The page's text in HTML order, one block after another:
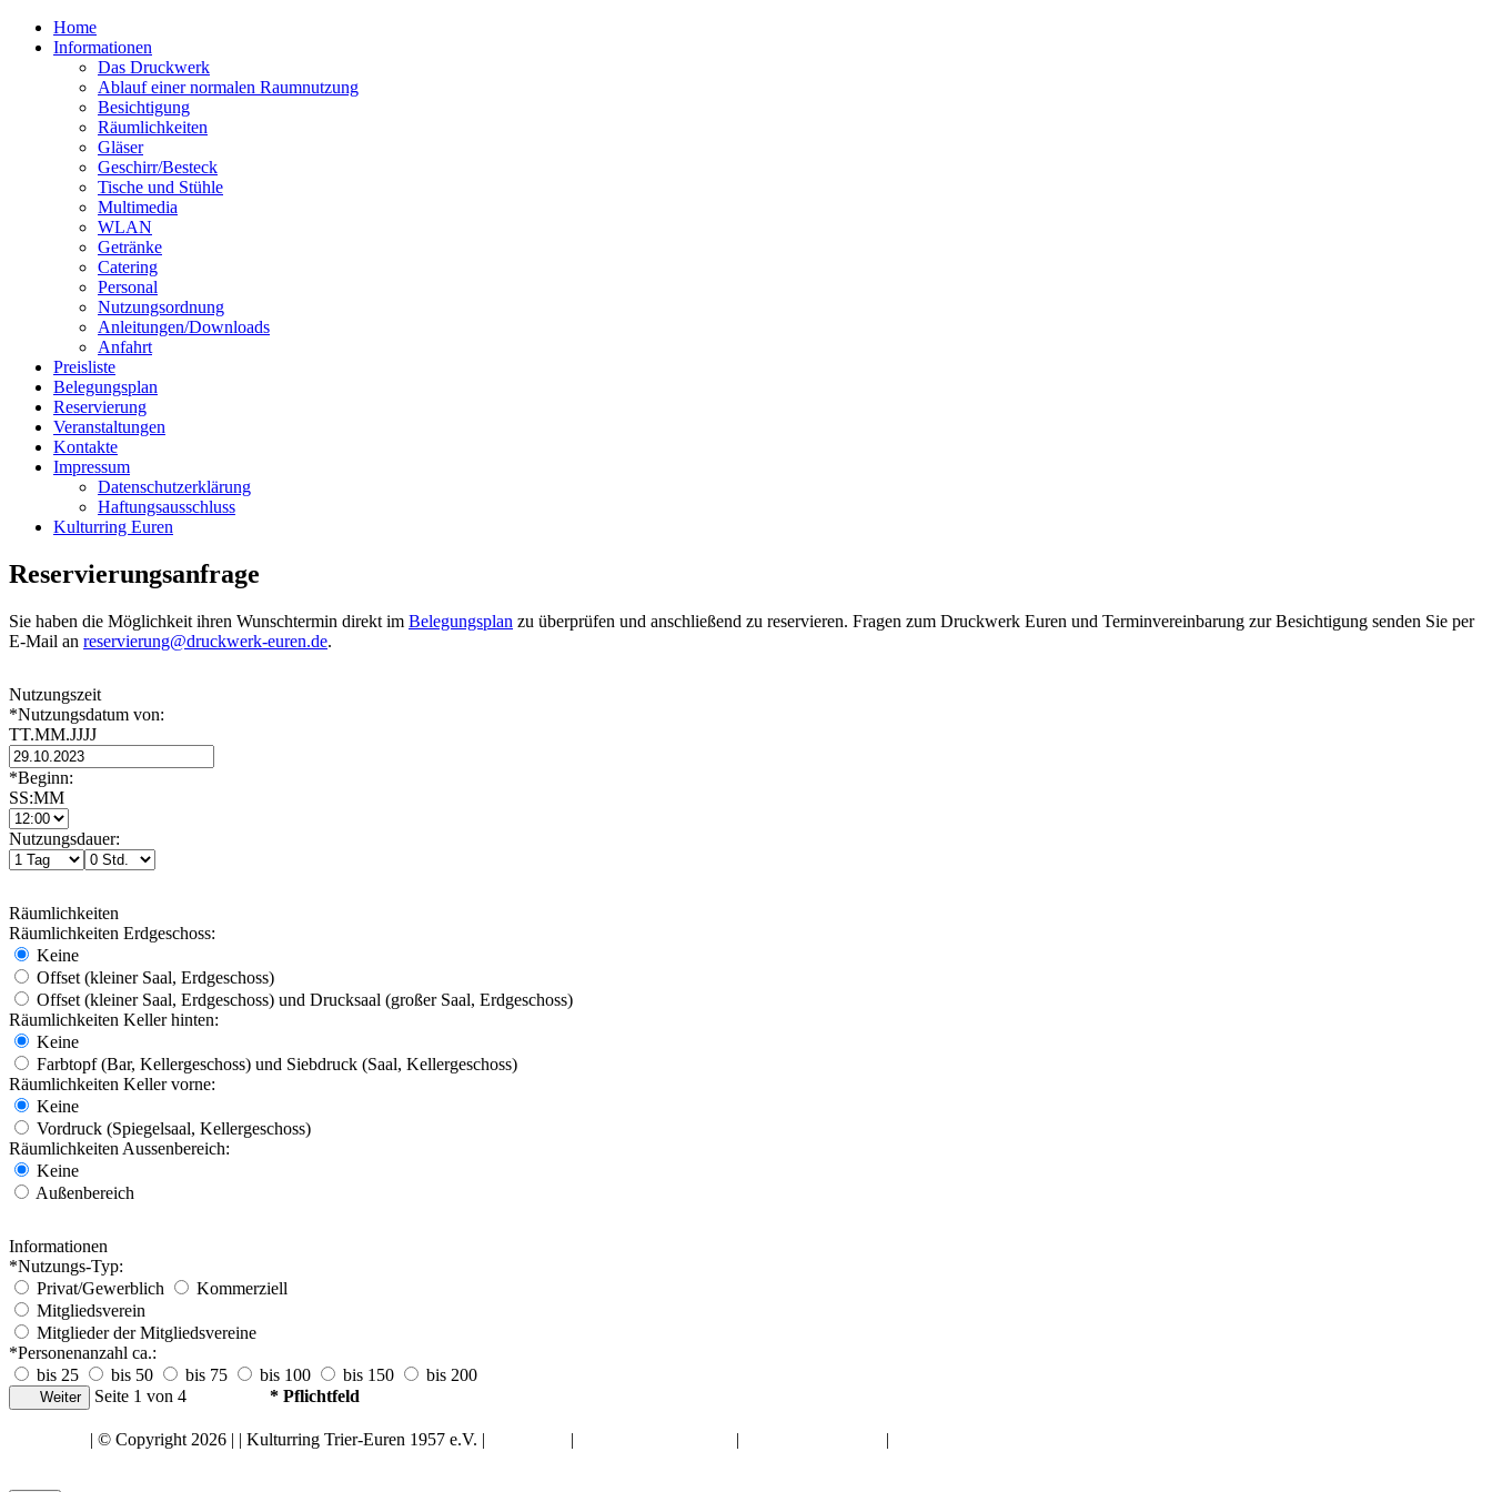
Home
Informationen
Das Druckwerk
Ablauf einer normalen Raumnutzung
Besichtigung
Räumlichkeiten
Gläser
Geschirr/Besteck
Tische und Stühle
Multimedia
WLAN
Getränke
Catering
Personal
Nutzungsordnung
Anleitungen/Downloads
Anfahrt
Preisliste
Belegungsplan
Reservierung
Veranstaltungen
Kontakte
Impressum
Datenschutzerklärung
Haftungsausschluss
Kulturring Euren
Reservierungsanfrage
Sie haben die Möglichkeit ihren Wunschtermin direkt im Belegungsplan zu überprüfen und anschließend zu reservieren. Fragen zum Druckwerk Euren und Terminvereinbarung zur Besichtigung senden Sie per
E-Mail an reservierung@druckwerk-euren.de.
Nutzungszeit
*Nutzungsdatum von:
TT.MM.JJJJ
*Beginn:
SS:MM
Nutzungsdauer:
Räumlichkeiten
Räumlichkeiten Erdgeschoss:
Keine
Offset (kleiner Saal, Erdgeschoss)
Offset (kleiner Saal, Erdgeschoss) und Drucksaal (großer Saal, Erdgeschoss)
Räumlichkeiten Keller hinten:
Keine
Farbtopf (Bar, Kellergeschoss) und Siebdruck (Saal, Kellergeschoss)
Räumlichkeiten Keller vorne:
Keine
Vordruck (Spiegelsaal, Kellergeschoss)
Räumlichkeiten Aussenbereich:
Keine
Außenbereich
Informationen
*Nutzungs-Typ:
Privat/Gewerblich
Kommerziell
Mitgliedsverein
Mitglieder der Mitgliedsvereine
*Personenanzahl ca.:
bis 25
bis 50 bis 75 bis 100 bis 150 bis 200
Weiter Seite 1 von 4 * Pflichtfeld
| © Copyright 2026 | | Kulturring Trier-Euren 1957 e.V. | | | |